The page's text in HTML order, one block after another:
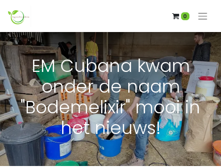
0
EM Cubana kwam
onder de naam
"Bodemelixir" mooi in
het nieuws!